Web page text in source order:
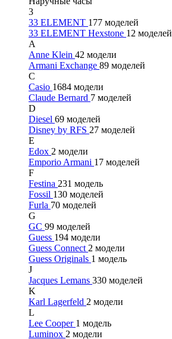
3
33 ELEMENT 177 моделей
33 ELEMENT Hexstone 12 моделей
A
Anne Klein 42 модели
Armani Exchange 89 моделей
C
Casio 1684 модели
Claude Bernard 7 моделей
D
Diesel 69 моделей
Disney by RFS 27 моделей
E
Edox 2 модели
Emporio Armani 17 моделей
F
Festina 231 модель
Fossil 130 моделей
Furla 70 моделей
G
GC 99 моделей
Guess 194 модели
Guess Connect 2 модели
Guess Originals 1 модель
J
Jacques Lemans 330 моделей
K
Karl Lagerfeld 2 модели
L
Lee Cooper 1 модель
Luminox 2 модели